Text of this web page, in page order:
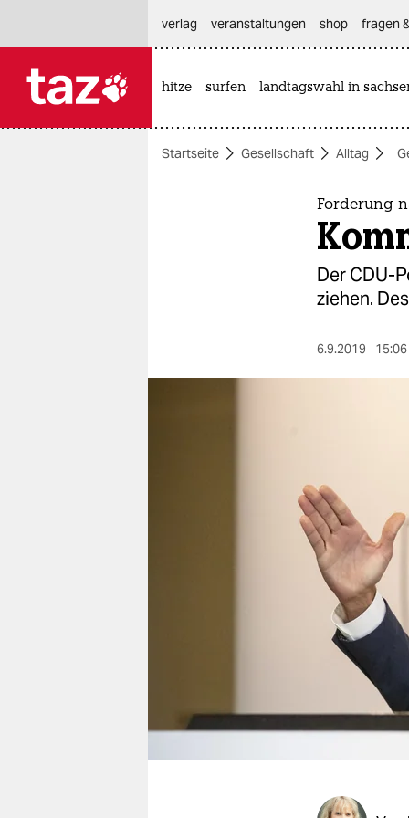
themen
unterstützen
verlag
veranstaltungen shop fragen
hitze surfen landtagswahl in
Startseite Gesellschaft Alltag
Forderung
Der CDU-
ziehen.
6.9.2019